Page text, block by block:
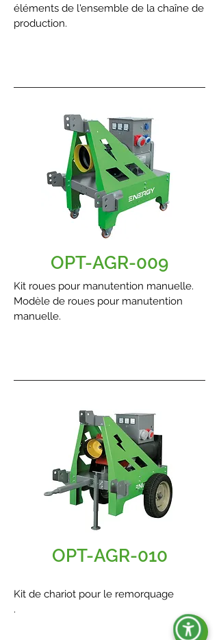
éléments de l'ensemble de la chaîne de
production.
OPT-AGR-009
Kit roues pour manutention manuelle.
Modèle de roues pour manutention
manuelle.
OPT-AGR-010
Kit de chariot pour le remorquage
.